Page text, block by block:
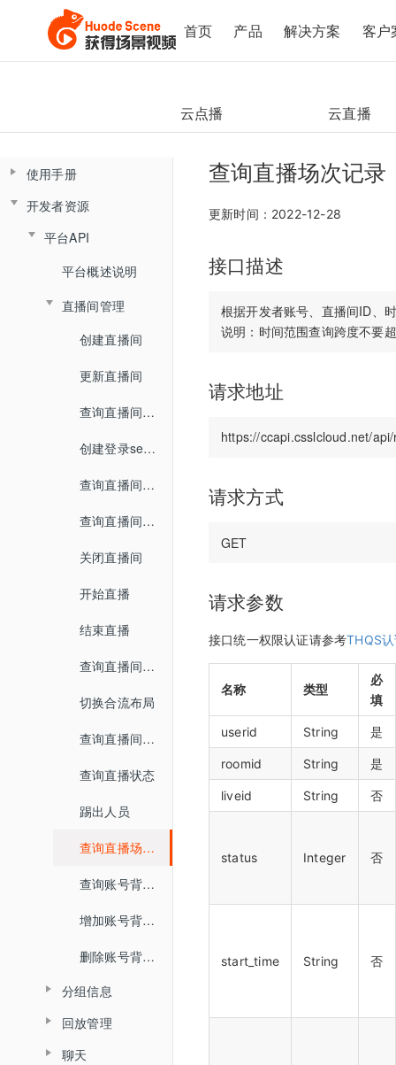
首页 产品 解决方案 客户
云点播 云直播
使用手册
控制台操作手册
直播间管理
创建直播间
直播间设置
链接获取
回放查看
数据统计
数据总览
监课管理
监课列表
直播间日志
云盘管理
文档库
媒体库
开发者中心
密钥管理
回调配置
用量统计
服务概览
流量统计
空间统计
音频转写
回放重制
产品简介
角色介绍
登录与准备
主界面介绍
教室功能介绍
音视频设置
状态监控
产品简介
角色介绍
登录
界面介绍
教室功能介绍
产品发版记录
发版记录
开发者资源
平台API
平台概述说明
直播间管理
创建直播间
更新直播间
查询直播间信息
创建登录sessionId
查询直播间登录链接
查询直播间自动登录链接
关闭直播间
开始直播
结束直播
查询直播间列表
切换合流布局
查询直播间人员列表
查询直播状态
踢出人员
查询直播场次列表
查询账号背景图列表
增加账号背景图片
删除账号背景图片
分组信息
回放管理
聊天
查询直播场次记录
更新时间：2022-12-28
接口描述
根据开发者账号、直播间ID、
请求地址
请求方式
请求参数
接口统一权限认证请参考THQS
名称 类型
必
填
userid String 是
roomid String 是
liveid String 否
status Integer 否
start_time String 否